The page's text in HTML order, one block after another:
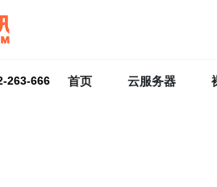
263-666 首页 云服务器